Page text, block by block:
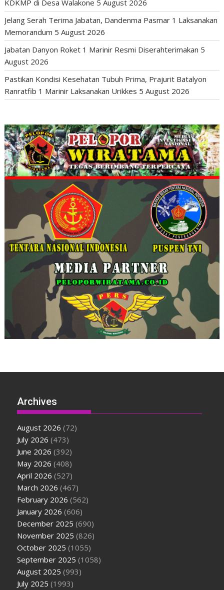
KDKMP di Desa Walakone 5 August 2026
Jelang Serah Terima Jabatan, Dandenma Pasmar 1 Laksanakan
Memorandum 5 August 2026
Jabatan Danyon Roket 1 Marinir Resmi Diserahterimakan 5
August 2026
Pastikan Kondisi Kesehatan Tubuh Prima, Prajurit Batalyon
Ranratfib 1 Marinir Laksanakan Urikkes 5 August 2026
Archives
August 2026 (72)
July 2026 (473)
June 2026 (392)
May 2026 (408)
April 2026 (527)
March 2026 (467)
February 2026 (562)
January 2026 (606)
December 2025 (690)
November 2025 (826)
October 2025 (1055)
September 2025 (1058)
August 2025 (993)
July 2025 (1993)